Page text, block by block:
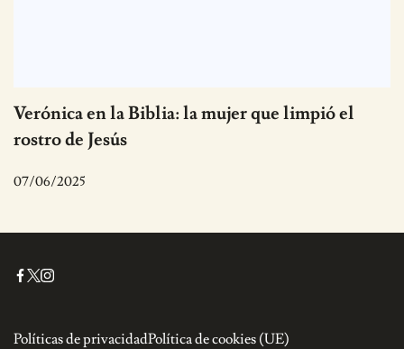
Verónica en la Biblia: la mujer que limpió el
rostro de Jesús
07/06/2025
Políticas de privacidadPolítica de cookies (UE)